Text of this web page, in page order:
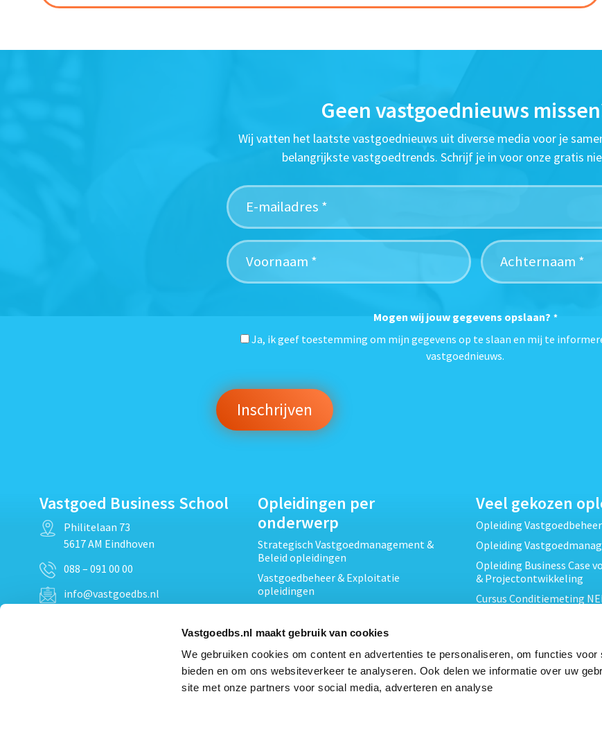
Vastgoedbs.nl maakt gebruik van cookies
We gebruiken cookies om content en advertenties te personaliseren, om functies voor
bieden en om ons websiteverkeer te analyseren. Ook delen we informatie over uw
site met onze partners voor social media, adverteren en analyse
Geen vastgoednieuws
Wij vatten het laatste vastgoednieuws uit diverse media voor je
belangrijkste vastgoedtrends. Schrijf je in voor onze gratis
Mogen wij jouw gegevens opslaan? *
Ja, ik geef toestemming om mijn gegevens op te slaan en mij te
vastgoednieuws.
Vastgoed Business School
Philitelaan 73
5617 AM Eindhoven
088 – 091 00 00
info@vastgoedbs.nl
Opleidingen per
onderwerp
Strategisch Vastgoedmanagement &
Beleid opleidingen
Vastgoedbeheer & Exploitatie
opleidingen
Projectontwikkeling &
Techniek, Onderhoud & Inspectie
Opleidingen
Verduurzaming en Energieprestatie
Veel gekozen
Opleiding Vastgoedbeheer
Opleiding
Opleiding Business Case
& Projectontwikkeling
Cursus Conditiemeting
Cursus EP-W Basis
Opleiding Professioneel
Opleiding Projectleider